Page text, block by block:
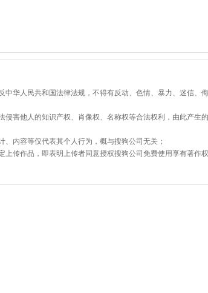
中华人民共和国法律法规，不得有反动、色情、暴力、迷信、
侵害他人的知识产权、肖像权、名称权等合法权利，由此产生
、内容等仅代表其个人行为，概与搜狗公司无关；
上传作品，即表明上传者同意授权搜狗公司免费使用享有著作